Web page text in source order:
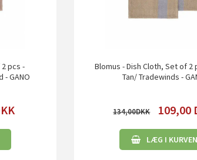
pcs -
- GANO
Blomus - Dish Cloth, Set of 2
Tan/ Tradewinds -
134,00 109,00
LÆG I KURVEN